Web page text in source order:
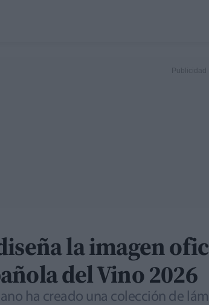
la imagen
del Vino 2026
ha creado una colección de